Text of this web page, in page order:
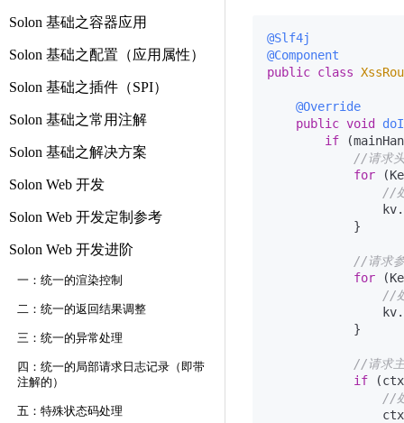
Solon 基础之容器应用
Solon 基础之配置（应用属性）
Solon 基础之插件（SPI）
Solon 基础之常用注解
Solon 基础之解决方案
Solon Web 开发
Solon Web 开发定制参考
Solon Web 开发进阶
一：统一的渲染控制
二：统一的返回结果调整
三：统一的异常处理
四：统一的局部请求日志记录（即带
注解的）
五：特殊状态码处理
@Slf4j
@Component
public class
@Override
public void
if
//请求
for
//
            }
//请求
for
//
            }
//请求
if
//